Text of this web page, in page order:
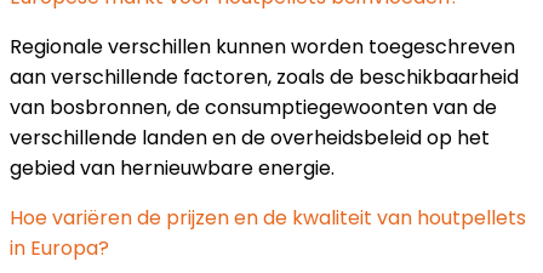
Regionale verschillen kunnen worden toegeschreven
aan verschillende factoren, zoals de beschikbaarheid
van bosbronnen, de consumptiegewoonten van de
verschillende landen en de overheidsbeleid op het
gebied van hernieuwbare energie.
Hoe variëren de prijzen en de kwaliteit van houtpellets
in Europa?